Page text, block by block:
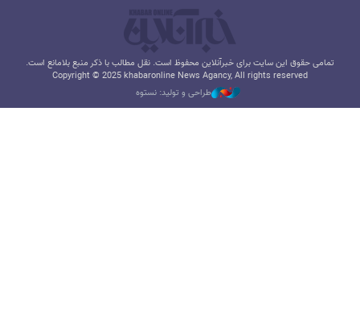
تمامی حقوق این سایت برای خبرآنلاین محفوظ است. نقل مطالب با ذکر منبع بلامانع است.
Copyright © 2025 khabaronline News Agancy, All rights reserved
طراحی و تولید: نستوه